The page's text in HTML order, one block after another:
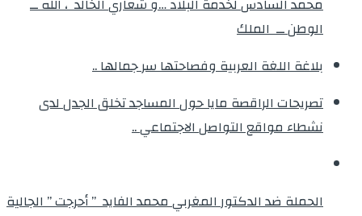
الوطن ــ الملك
بلاغة اللغة العربية وفصاحتها سر جمالها ..
تصريحات الراقصة مايا حول المساجد تخلق الجدل لدى
نشطاء مواقع التواصل الاجتماعي ..
الحملة ضد الدكتور المغربي محمد الفايد ” أحرجت ” الجالية